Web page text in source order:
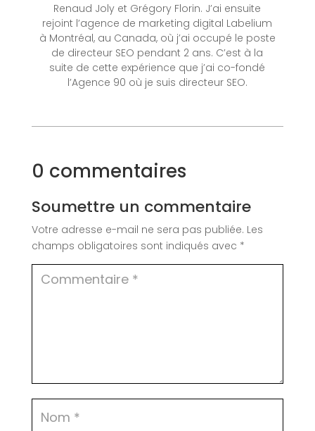
Renaud Joly et Grégory Florin. J’ai ensuite
rejoint l’agence de marketing digital Labelium
à Montréal, au Canada, où j’ai occupé le poste
de directeur SEO pendant 2 ans. C’est à la
suite de cette expérience que j’ai co-fondé
l’Agence 90 où je suis directeur SEO.
0 commentaires
Soumettre un commentaire
Votre adresse e-mail ne sera pas publiée. Les
champs obligatoires sont indiqués avec *